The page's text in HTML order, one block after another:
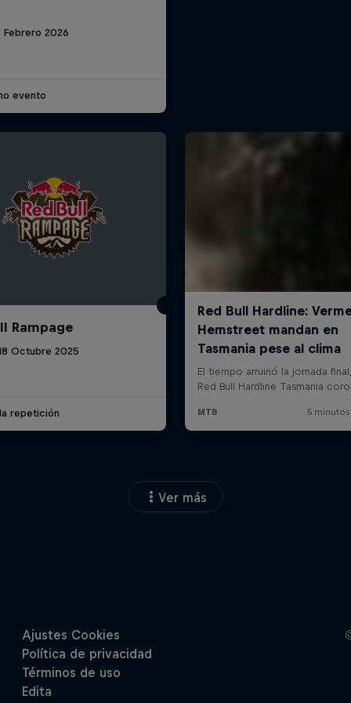
Febrero 2026
evento
Rampage
Octubre 2025
repetición
Ver más